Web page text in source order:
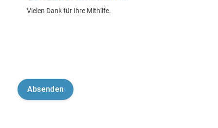
Vielen Dank für Ihre Mithilfe.